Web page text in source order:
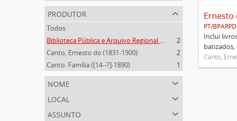
produtor
Todos
Biblioteca Pública e Arquivo Regional de Ponta Delgada (1841- )
2
Canto, Ernesto do (1831-1900)
2
Canto. Família ([14--?]-1890)
1
nome
local
assunto
Ernesto
PT/
Inclui
batizados,
Canto,